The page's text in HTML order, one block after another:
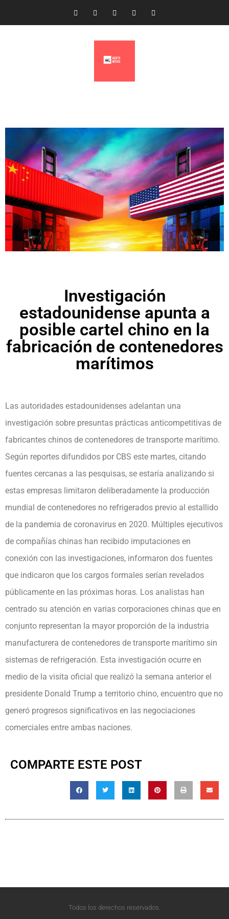
Investigación
estadounidense apunta a
posible cartel chino en la
fabricación de contenedores
marítimos
Las autoridades estadounidenses adelantan una
investigación sobre presuntas prácticas anticompetitivas de
fabricantes chinos de contenedores de transporte marítimo.
Según reportes difundidos por CBS este martes, citando
fuentes cercanas a las pesquisas, se estaría analizando si
estas empresas limitaron deliberadamente la producción
mundial de contenedores no refrigerados previo al estallido
de la pandemia de coronavirus en 2020. Múltiples ejecutivos
de compañías chinas han recibido imputaciones en
conexión con las investigaciones, informaron dos fuentes
que indicaron que los cargos formales serían revelados
públicamente en las próximas horas. Los analistas han
centrado su atención en varias corporaciones chinas que en
conjunto representan la mayor proporción de la industria
manufacturera de contenedores de transporte marítimo sin
sistemas de refrigeración. Esta investigación ocurre en
medio de la visita oficial que realizó la semana anterior el
presidente Donald Trump a territorio chino, encuentro que no
generó progresos significativos en las negociaciones
comerciales entre ambas naciones.
COMPARTE ESTE POST
Todos los derechos reservados.